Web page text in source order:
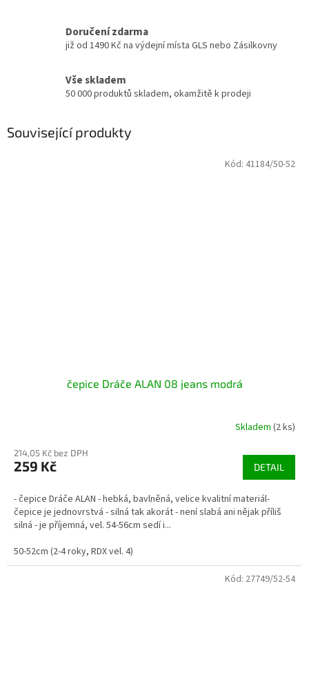
Doručení zdarma
již od 1490 Kč na výdejní místa GLS nebo Zásilkovny
Vše skladem
50 000 produktů skladem, okamžitě k prodeji
Související produkty
čepice Dráče ALAN 08 jeans modrá
Skladem (2 ks)
214,05 Kč bez DPH
259 Kč DETAIL
- čepice Dráče ALAN - hebká, bavlněná, velice kvalitní materiál-
čepice je jednovrstvá - silná tak akorát - není slabá ani nějak příliš
silná - je příjemná, vel. 54-56cm sedí i...
50-52cm (2-4 roky, RDX vel. 4)
Kód: 41184/50-52
Kód: 27749/52-54